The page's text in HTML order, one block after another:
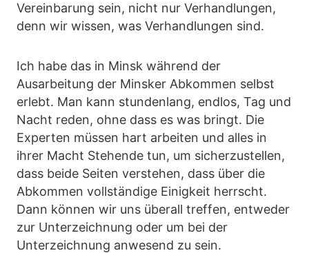
Vereinbarung sein, nicht nur Verhandlungen,
denn wir wissen, was Verhandlungen sind.
Ich habe das in Minsk während der
Ausarbeitung der Minsker Abkommen selbst
erlebt. Man kann stundenlang, endlos, Tag und
Nacht reden, ohne dass es was bringt. Die
Experten müssen hart arbeiten und alles in
ihrer Macht Stehende tun, um sicherzustellen,
dass beide Seiten verstehen, dass über die
Abkommen vollständige Einigkeit herrscht.
Dann können wir uns überall treffen, entweder
zur Unterzeichnung oder um bei der
Unterzeichnung anwesend zu sein.